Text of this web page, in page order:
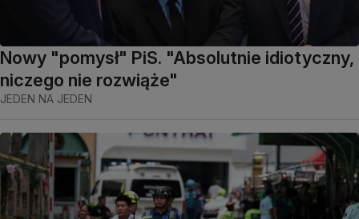
Nowy "pomysł" PiS. "Absolutnie idiotyczny,
niczego nie rozwiąże"
JEDEN NA JEDEN